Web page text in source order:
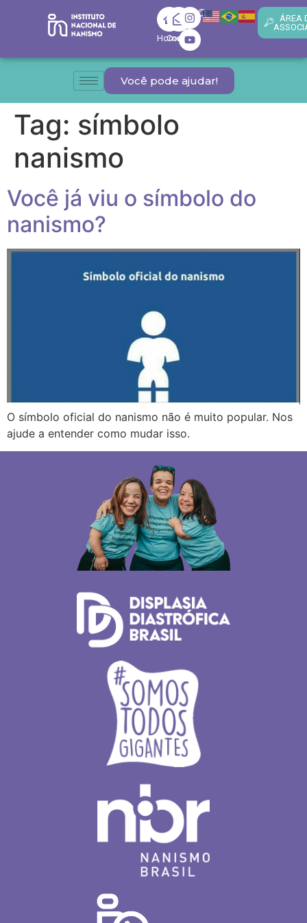
Home
Contato
ÁREA
Você pode ajudar!
Tag: símbolo
nanismo
Você já viu o símbolo do
nanismo?
O símbolo oficial do nanismo não é muito popular. Nos
ajude a entender como mudar isso.